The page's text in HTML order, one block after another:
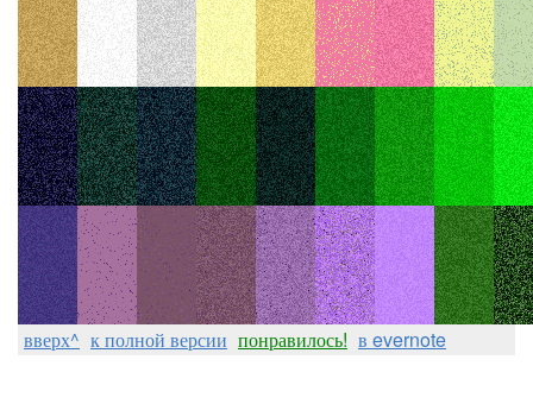
вверх^ к полной версии понравилось! в evernote